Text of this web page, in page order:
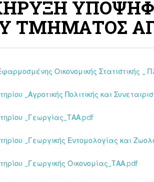
ΤΜΗΜΑΤΟΣ
Οικονομικής Στατιστικής _
_Αγροτικής Πολιτικής και
_Γεωργίας_ΤΑΑ.pdf
_Γεωργικής Εντομολογίας και
_Γεωργικής Οικονομίας_ΤΑΑ.pdf